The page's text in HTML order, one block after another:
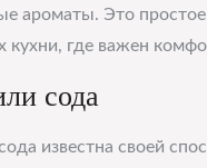
ароматы. Это
кухни, где важен
сода
известна своей